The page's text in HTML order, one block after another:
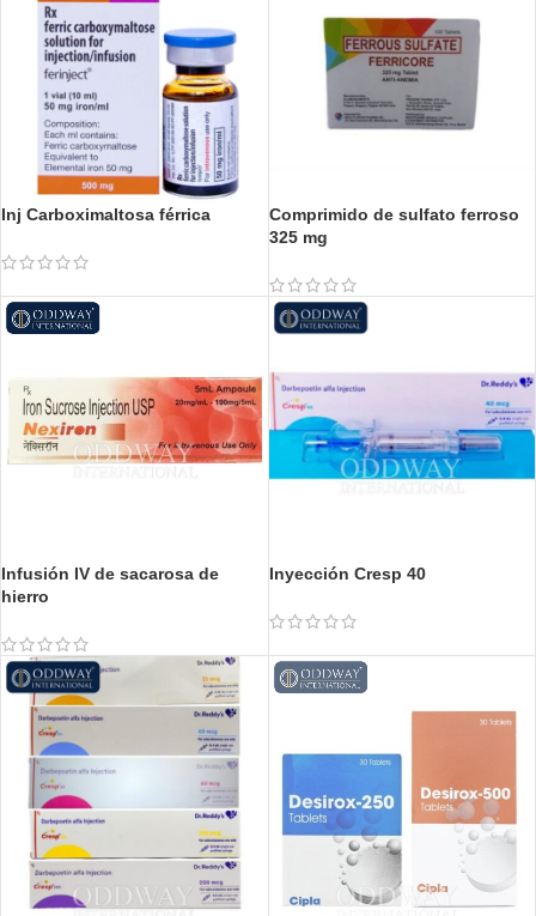
Inj Carboximaltosa férrica
Comprimido de sulfato ferroso
325 mg
Infusión IV de sacarosa de
hierro
Inyección Cresp 40